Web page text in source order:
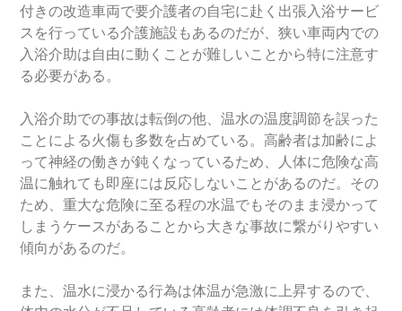
付きの改造車両で要介護者の自宅に赴く出張入浴サービ
スを行っている介護施設もあるのだが、狭い車両内での
入浴介助は自由に動くことが難しいことから特に注意す
る必要がある。
入浴介助での事故は転倒の他、温水の温度調節を誤った
ことによる火傷も多数を占めている。高齢者は加齢によ
って神経の働きが鈍くなっているため、人体に危険な高
温に触れても即座には反応しないことがあるのだ。その
ため、重大な危険に至る程の水温でもそのまま浸かって
しまうケースがあることから大きな事故に繋がりやすい
傾向があるのだ。
また、温水に浸かる行為は体温が急激に上昇するので、